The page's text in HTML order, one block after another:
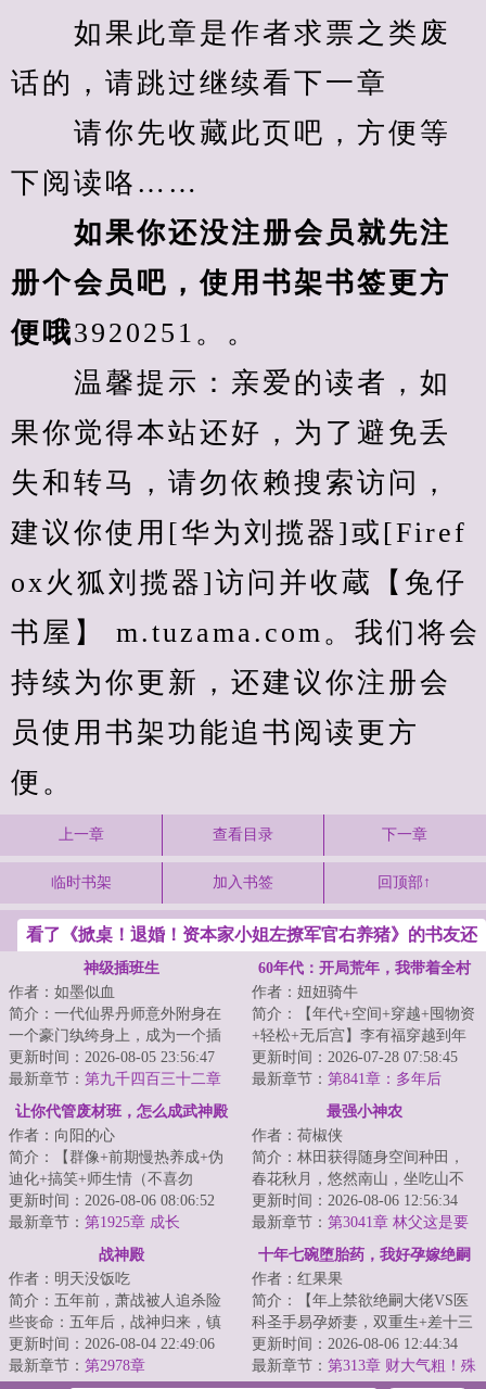
如果此章是作者求票之类废
话的，请跳过继续看下一章
请你先收藏此页吧，方便等
下阅读咯……
如果你还没注册会员就先注
册个会员吧，使用书架书签更方
便哦3920251。。
温馨提示：亲爱的读者，如
果你觉得本站还好，为了避免丢
失和转马，请勿依赖搜索访问，
建议你使用[华为刘揽器]或[Firef
ox火狐刘揽器]访问并收蔵【兔仔
书屋】 m.tuzama.com。我们将会
持续为你更新，还建议你注册会
员使用书架功能追书阅读更方
便。
上一章 查看目录 下一章
临时书架 加入书签 回顶部↑
看了《掀桌！退婚！资本家小姐左撩军官右养猪》的书友还
喜欢看
神级插班生
作者：如墨似血
简介：一代仙界丹师意外附身在
一个豪门纨绔身上，成为一个插
班生，以一身神奇仙术，混迹于
美女丛中，在都...
更新时间：2026-08-05 23:56:47
最新章节： 第九千四百三十二章
原来如此！
60年代：开局荒年，我带着全村
吃肉
作者：妞妞骑牛
简介：【年代+空间+穿越+囤物资
+轻松+无后宫】李有福穿越到年
灾荒年，一个和他同名同姓的男
人身上，并且...
更新时间：2026-07-28 07:58:45
最新章节： 第841章：多年后
让你代管废材班，怎么成武神殿
了
作者：向阳的心
简介：【群像+前期慢热养成+伪
迪化+搞笑+师生情（不喜勿
入）】半个月撵走三个班主任。
面对有着人均混世魔...
更新时间：2026-08-06 08:06:52
最新章节： 第1925章 成长
最强小神农
作者：荷椒侠
简介：林田获得随身空间种田，
春花秋月，悠然南山，坐吃山不
空。他只想过好自己的小日子，
实力却不允许他...
更新时间：2026-08-06 12:56:34
最新章节： 第3041章 林父这是要
下套了
战神殿
作者：明天没饭吃
简介：五年前，萧战被人追杀险
些丧命：五年后，战神归来，镇
压世间一切宵小。...
更新时间：2026-08-04 22:49:06
最新章节： 第2978章
十年七碗堕胎药，我好孕嫁绝嗣
他悔疯了
作者：红果果
简介：【年上禁欲绝嗣大佬VS医
科圣手易孕娇妻，双重生+差十三
岁+打脸虐渣+渣夫火葬场】
&lt;br/&gt; 苏婉...
更新时间：2026-08-06 12:44:34
最新章节： 第313章 财大气粗！殊